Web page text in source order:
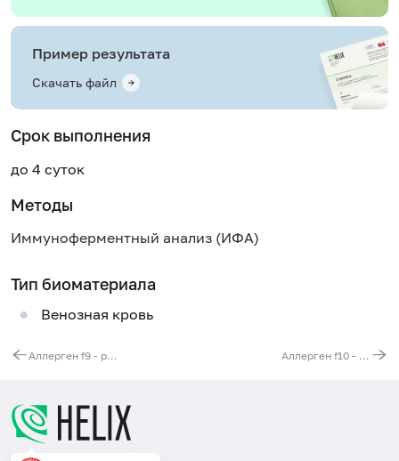
Пример результата
Скачать файл
Срок выполнения
до 4 суток
Методы
Иммуноферментный анализ (ИФА)
Тип биоматериала
Венозная кровь
Аллерген f9 - рис, IgE Аллерген f10 - кунжут, IgE